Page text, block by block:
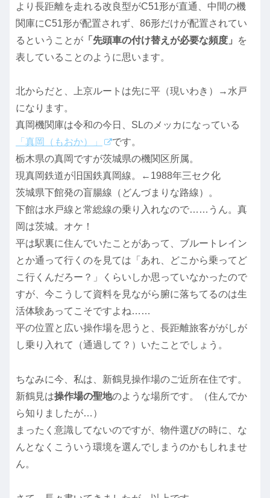
より長距離を走れる改良型がC51形が直通、中間の機
関庫にC51形が配置されず、86形だけが配置されてい
るということが 「先頭車の付け替えが必要な頻度」
を
表していることのように思います。
北からだと、上京ルートは先に平（現いわき）→水戸
になります。
真岡機関庫は令和の今日、SLのメッカになっている
「真岡（もおか）」
です。
栃木県の真岡ですが茨城県の機関区所属。
現真岡鉄道が旧国鉄真岡線。←1988年三セク化
茨城県下館発の盲腸線（どんづまりな路線）。
下館は水戸線と常総線の乗り入れなので……うん。真
岡は茨城。オケ！
平は駅裏に住んでいたことがあって、ブルートレイン
とか通って行くのを見ては「あれ、どこから乗ってど
こ行くんだろー？」くらいしか思っていなかったので
すが、今こうして資料を見ながら腑に落ちてるのは生
活体験あってこそですよね……
平の位置と広い操作場を思うと、長距離旅客ががしが
し乗り入れて（通過して？）いたことでしょう。
ちなみに今、私は、新鶴見操作場のご近所在住です。
新鶴見は操作場の聖地のような場所です。（住んでか
ら知りましたが…）
まったく意識してないのですが、物件選びの時に、な
んとなくこういう環境を選んでしまうのかもしれませ
ん。